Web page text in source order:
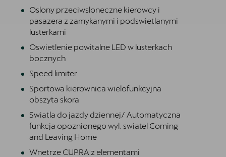
Oslony przeciwsloneczne kierowcy i
pasazera z zamykanymi i podswietlanymi
lusterkami
Oswietlenie powitalne LED w lusterkach
bocznych
Speed limiter
Sportowa kierownica wielofunkcyjna
obszyta skora
Swiatla do jazdy dziennej/ Automatyczna
funkcja opoznionego wyl. swiatel Coming
and Leaving Home
Wnetrze CUPRA z elementami